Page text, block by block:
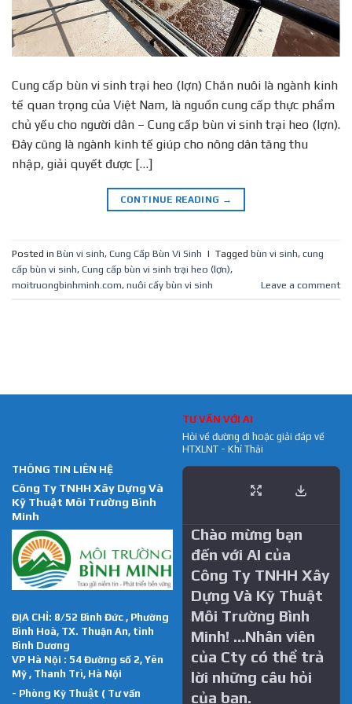
Cung cấp bùn vi sinh trại heo (lợn) Chăn nuôi là ngành kinh
tế quan trọng của Việt Nam, là nguồn cung cấp thực phẩm
chủ yếu cho người dân – Cung cấp bùn vi sinh trại heo (lợn).
Đây cũng là ngành kinh tế giúp cho nông dân tăng thu
nhập, giải quyết được […]
CONTINUE READING →
Posted in Bùn vi sinh, Cung Cấp Bùn Vi Sinh | Tagged bùn vi sinh, cung
cấp bùn vi sinh, Cung cấp bùn vi sinh trại heo (lợn),
moitruongbinhminh.com, nuôi cấy bùn vi sinh Leave a comment
THÔNG TIN LIÊN HỆ
Công Ty TNHH Xây Dựng Và
Kỹ Thuật Môi Trường Bình
Minh
ĐỊA CHỈ: 8/52 Bình Đức , Phường
Bình Hoà, TX. Thuận An, tỉnh
Bình Dương
VP Hà Nội : 54 Đường số 2, Yên
Mỹ , Thanh Trì, Hà Nội
- Phòng Kỹ Thuật ( Tư vấn
TƯ VẤN VỚI AI
Hỏi về đường đi hoặc giải đáp về
HTXLNT - Khí Thải
Chào mừng bạn
đến với AI của
Công Ty TNHH Xây
Dựng Và Kỹ Thuật
Môi Trường Bình
Minh! …Nhân viên
của Cty có thể trả
lời những câu hỏi
của bạn.